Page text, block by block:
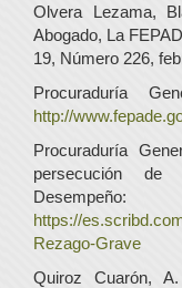
Olvera Lezama,
Abogado, La
19, Número 226,
Procuraduría
http://
Procuraduría
persecución de
Desempeño:
https://
Rezago-Grave
Quiroz Cuarón,